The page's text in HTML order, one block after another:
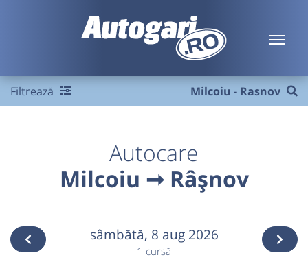
Filtrează Milcoiu - Rasnov
Autocare
Milcoiu ➞ Râşnov
sâmbătă, 8 aug 2026
1 cursă